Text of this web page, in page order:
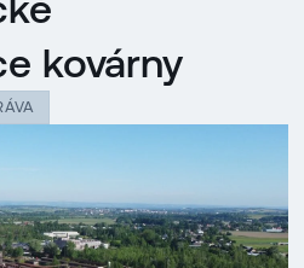
kovárny